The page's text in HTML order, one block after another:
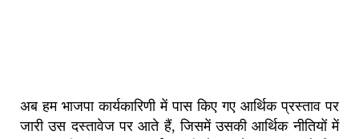
अब हम भाजपा कार्यकारिणी में पास किए गए आर्थिक प्रस्ताव पर
जारी उस दस्तावेज पर आते हैं, जिसमें उसकी आर्थिक नीतियों में